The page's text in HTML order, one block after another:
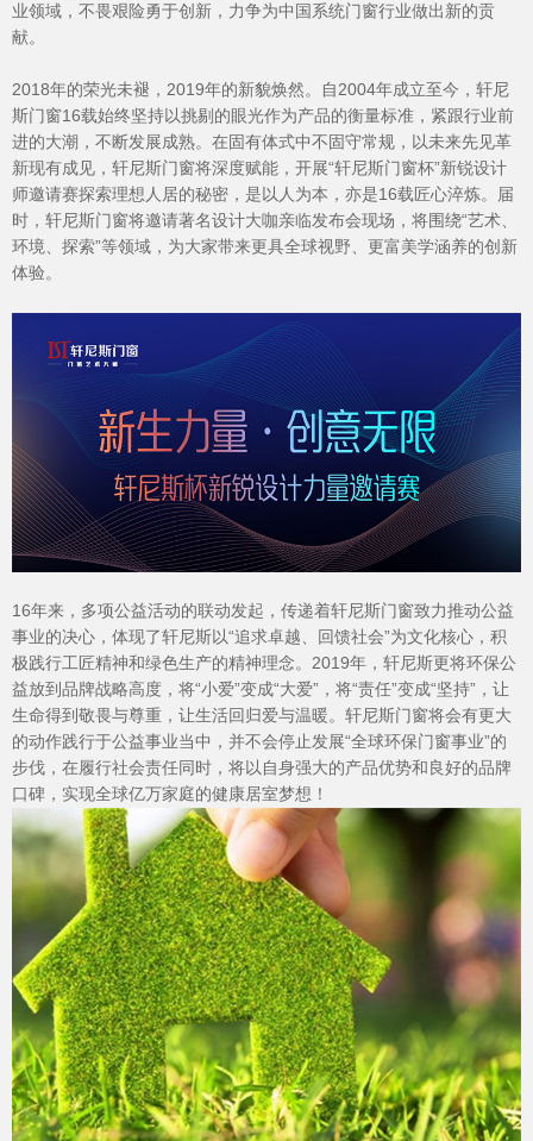
Hennissy海外官网
官网首页
业领域，不畏艰险勇于创新，力争为中国系统门窗行业做出新的贡
献。
2018年的荣光未褪，2019年的新貌焕然。自2004年成立至今，轩尼
斯门窗16载始终坚持以挑剔的眼光作为产品的衡量标准，紧跟行业前
进的大潮，不断发展成熟。在固有体式中不固守常规，以未来先见革
新现有成见，轩尼斯门窗将深度赋能，开展“轩尼斯门窗杯”新锐设计
师邀请赛探索理想人居的秘密，是以人为本，亦是16载匠心淬炼。届
时，轩尼斯门窗将邀请著名设计大咖亲临发布会现场，将围绕“艺术、
环境、探索”等领域，为大家带来更具全球视野、更富美学涵养的创新
体验。
16年来，多项公益活动的联动发起，传递着轩尼斯门窗致力推动公益
事业的决心，体现了轩尼斯以“追求卓越、回馈社会”为文化核心，积
极践行工匠精神和绿色生产的精神理念。2019年，轩尼斯更将环保公
益放到品牌战略高度，将“小爱”变成“大爱”，将“责任”变成“坚持”，让
生命得到敬畏与尊重，让生活回归爱与温暖。轩尼斯门窗将会有更大
的动作践行于公益事业当中，并不会停止发展“全球环保门窗事业”的
步伐，在履行社会责任同时，将以自身强大的产品优势和良好的品牌
口碑，实现全球亿万家庭的健康居室梦想！